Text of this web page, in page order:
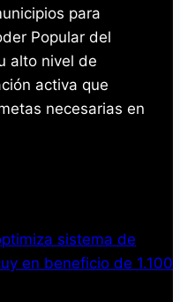
para
Popular del
alto nivel de
activa que
necesarias en